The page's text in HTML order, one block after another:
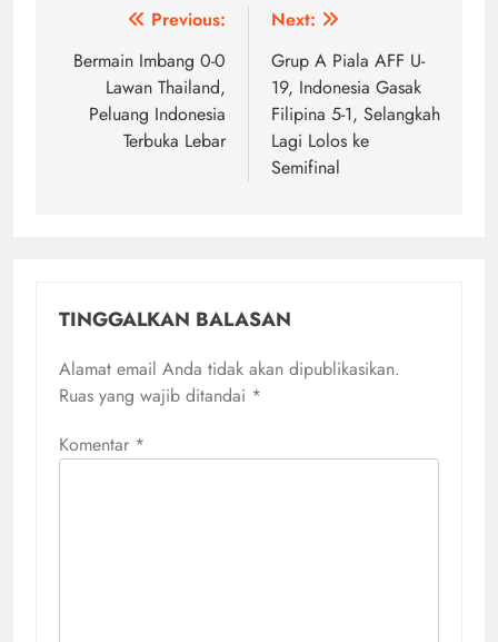
Navigasi
pos
Previous:
Bermain Imbang 0-0
Lawan Thailand,
Peluang Indonesia
Terbuka Lebar
Next:
Grup A Piala AFF U-
19, Indonesia Gasak
Filipina 5-1, Selangkah
Lagi Lolos ke
Semifinal
TINGGALKAN BALASAN
Alamat email Anda tidak akan dipublikasikan.
Ruas yang wajib ditandai *
Komentar *